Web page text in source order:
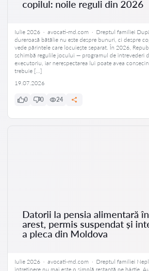
copilul: noile reguli din 2026
Iulie 2026 · avocati-md.com · Dreptul familiei
dureroasă bătălie nu este despre bunuri, ci despre
vede părintele care locuiește separat. În 2026,
schimbă regulile jocului — programul de întrevederi
executoriu, iar nerespectarea lui poate avea
trebuie […]
19.07.2026
0 0 24
Datorii la pensia alimentară
arest, permis suspendat și
a pleca din Moldova
Iulie 2026 · avocati-md.com · Dreptul familiei
întreținere nu mai este o simplă restanță pe hârtie.